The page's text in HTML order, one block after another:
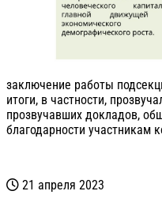
заключение работы
итоги, в частности,
прозвучавших докладов,
благодарности участникам
21 апреля 2023